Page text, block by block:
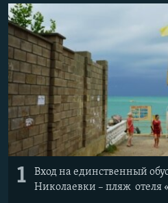
ПОБЕДИТЕЛЕЙ НЕ СУДЯТ?
КРЫМ.НЕПОКОРЕННЫЙ
ELIFBE
УКРАИНСКАЯ ПРОБЛЕМА КРЫМА
ПРИСОЕДИНЯЙТЕСЬ!
Все сайты RFE/RL
1
Вход на единственный
Николаевки – пляж отеля